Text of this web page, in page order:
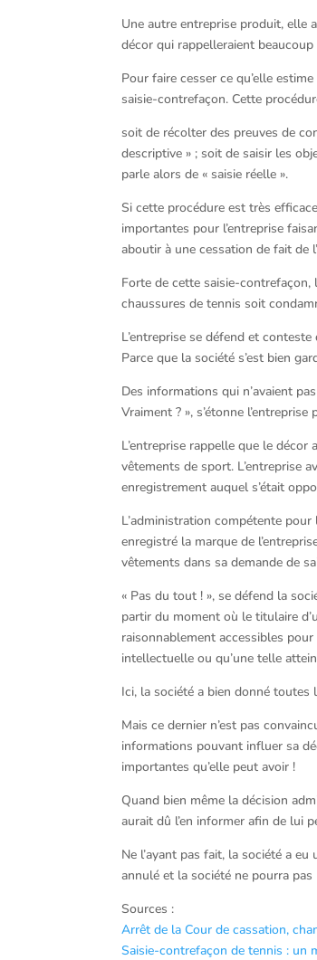
Une autre entreprise produit, elle
décor qui rappelleraient
Pour faire cesser ce qu’elle
saisie-contrefaçon. Cette
soit de récolter des preuves de
descriptive » ; soit de saisir les
parle alors de « saisie réelle ».
Si cette procédure est très
importantes pour l’entreprise
aboutir à une cessation de fait de
Forte de cette saisie-contrefaçon,
chaussures de tennis soit
L’entreprise se défend et
Parce que la société s’est bien
Des informations qui n’avaient
Vraiment ? », s’étonne
L’entreprise rappelle que le
vêtements de sport. L’entreprise
enregistrement auquel s’était
L’administration compétente
enregistré la marque de
vêtements dans sa demande de
« Pas du tout ! », se défend la
partir du moment où le titulaire
raisonnablement accessibles
intellectuelle ou qu’une telle
Ici, la société a bien donné toutes
Mais ce dernier n’est pas
informations pouvant influer sa
importantes qu’elle peut avoir !
Quand bien même la décision
aurait dû l’en informer afin de lui
Ne l’ayant pas fait, la société a
annulé et la société ne pourra
Sources :
Arrêt de la Cour de cassation,
Saisie-contrefaçon de tennis : un